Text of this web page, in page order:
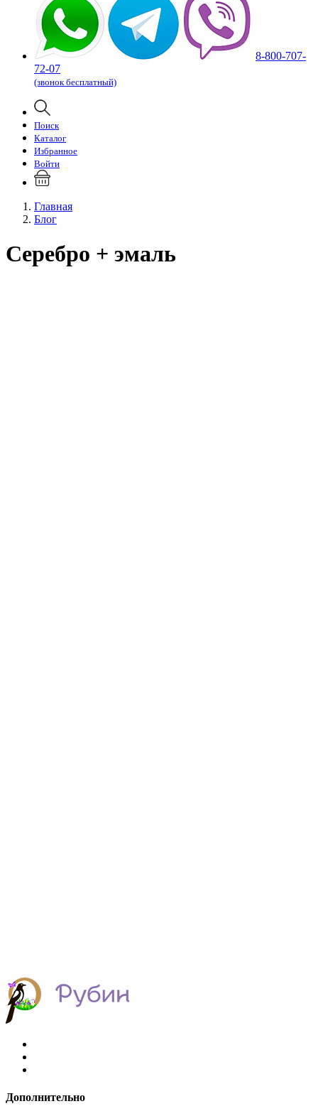
8-800-707-
72-07
(звонок бесплатный)
Поиск
Каталог
Избранное
Войти
Главная
Блог
Серебро + эмаль
Дополнительно